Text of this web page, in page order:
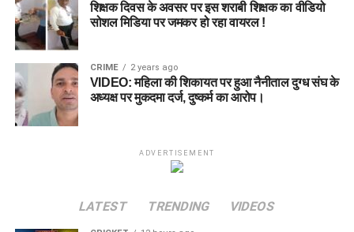
शिक्षक दिवस के अवसर पर इस शराबी शिक्षक का वीडियो
सोशल मिडिया पर जमकर हो रहा वायरल !
CRIME 2 years ago
VIDEO: महिला की शिकायत पर हुआ नैनीताल दुग्ध संघ के
अध्यक्ष पर मुकदमा दर्ज, दुष्कर्म का आरोप।
ADVERTISEMENT
LATEST TRENDING VIDEOS